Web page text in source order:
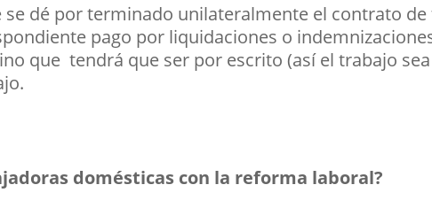
se dé por terminado unilateralmente el contrato de
pago por liquidaciones o
que tendrá que ser por escrito (así el trabajo
domésticas con la reforma laboral?